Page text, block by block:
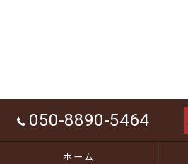
050-8890-5464
ホーム